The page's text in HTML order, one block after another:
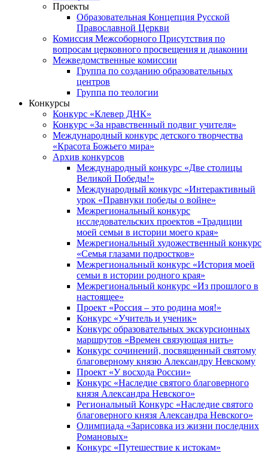
Проекты
Образовательная Концепция Русской
Православной Церкви
Комиссия Межсоборного Присутствия по
вопросам церковного просвещения и диаконии
Межведомственные комиссии
Группа по созданию образовательных
центров
Группа по теологии
Конкурсы
Конкурс «Клевер ДНК»
Конкурс «За нравственный подвиг учителя»
Международный конкурс детского творчества
«Красота Божьего мира»
Архив конкурсов
Международный конкурс «Две столицы
Великой Победы!»
Международный конкурс «Интерактивный
урок «Правнуки победы о войне»
Межрегиональный конкурс
исследовательских проектов «Традиции
моей семьи в истории моего края»
Межрегиональный художественный конкурс
«Семья глазами подростков»
Межрегиональный конкурс «История моей
семьи в истории родного края»
Межрегиональный конкурс «Из прошлого в
настоящее»
Проект «Россия – это родина моя!»
Конкурс «Учитель и ученик»
Конкурс образовательных экскурсионных
маршрутов «Времен связующая нить»
Конкурс сочинений, посвященный святому
благоверному князю Александру Невскому
Проект «У восхода России»
Конкурс «Наследие святого благоверного
князя Александра Невского»
Региональный Конкурс «Наследие святого
благоверного князя Александра Невского»
Олимпиада «Зарисовка из жизни последних
Романовых»
Конкурс «Путешествие к истокам»